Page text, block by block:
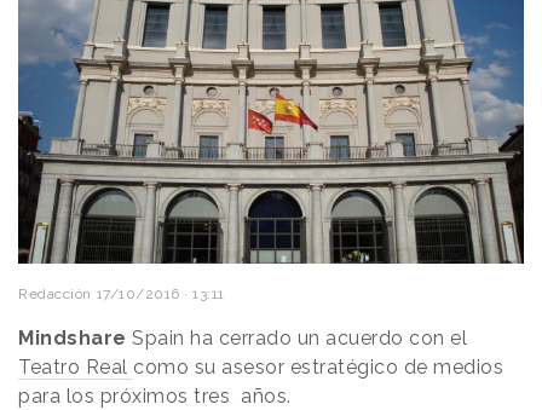
Redacción 17/10/2016 · 13:11
Mindshare Spain ha cerrado un acuerdo con el
Teatro Real como su asesor estratégico de medios
para los próximos tres años.